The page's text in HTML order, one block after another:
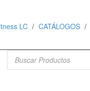
LC CATÁLOGOS
Búsqueda de productos